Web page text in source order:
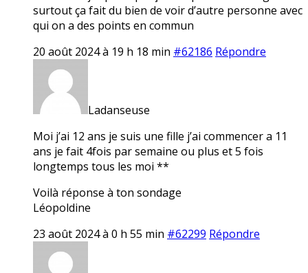
surtout ça fait du bien de voir d’autre personne avec
qui on a des points en commun
20 août 2024 à 19 h 18 min #62186 Répondre
Ladanseuse
Moi j’ai 12 ans je suis une fille j’ai commencer a 11
ans je fait 4fois par semaine ou plus et 5 fois
longtemps tous les moi **
Voilà réponse à ton sondage
Léopoldine
23 août 2024 à 0 h 55 min #62299 Répondre